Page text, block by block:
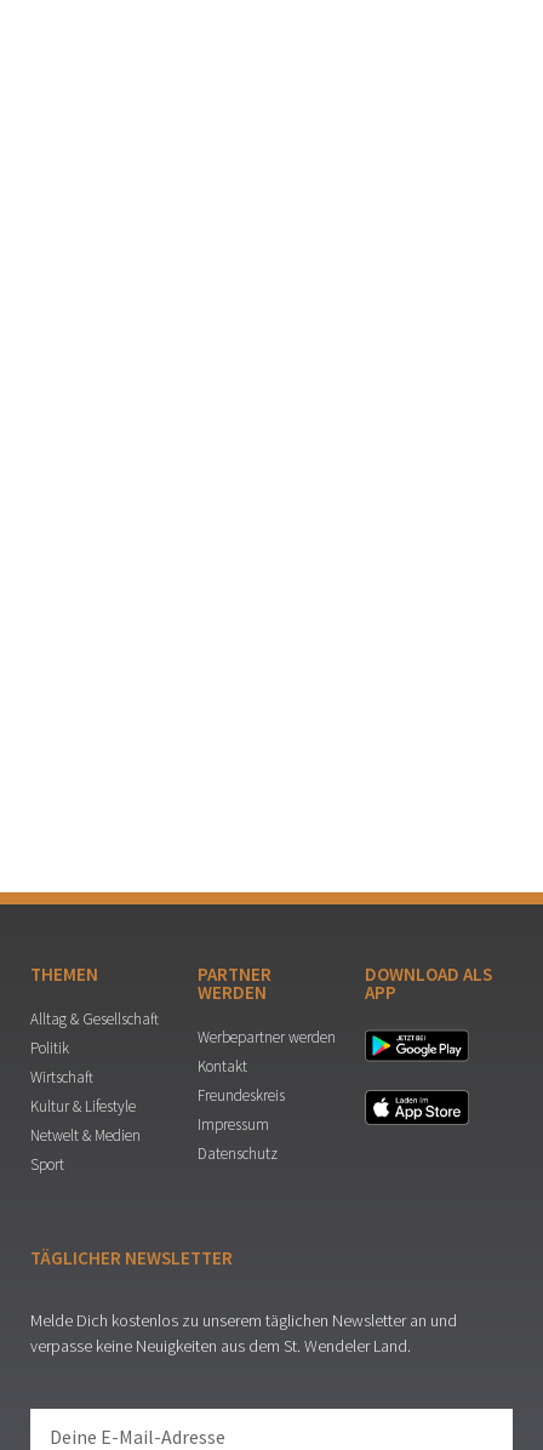
THEMEN
Alltag & Gesellschaft
Politik
Wirtschaft
Kultur & Lifestyle
Netwelt & Medien
Sport
PARTNER
WERDEN
Werbepartner werden
Kontakt
Freundeskreis
Impressum
Datenschutz
DOWNLOAD ALS
APP
TÄGLICHER NEWSLETTER
Melde Dich kostenlos zu unserem täglichen Newsletter an und
verpasse keine Neuigkeiten aus dem St. Wendeler Land.